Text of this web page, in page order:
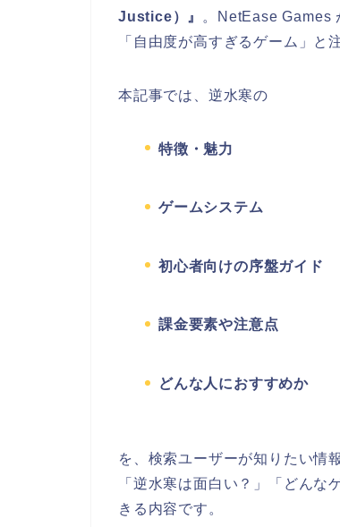
Justice）』
。NetEase Games
「自由度が高すぎるゲーム」と
本記事では、逆水寒の
特徴・魅力
ゲームシステム
初心者向けの序盤ガイド
課金要素や注意点
どんな人におすすめか
を、検索ユーザーが知りたい情
「逆水寒は面白い？」「どん
きる内容です。